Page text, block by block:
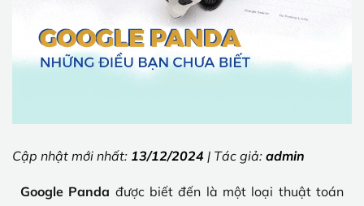
Cập nhật mới nhất: 13/12/2024 | Tác giả: admin
Google Panda được biết đến là một loại thuật toán